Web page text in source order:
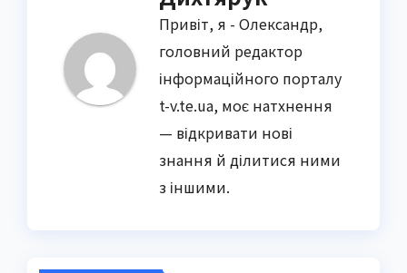
Привіт, я - Олександр,
головний редактор
інформаційного порталу
t-v.te.ua, моє натхнення
— відкривати нові
знання й ділитися ними
з іншими.